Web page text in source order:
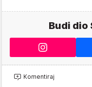
Budi dio
Komentiraj